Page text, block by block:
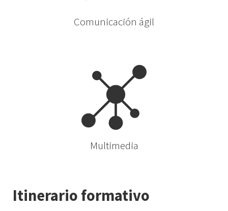
Comunicación ágil
Multimedia
Itinerario formativo